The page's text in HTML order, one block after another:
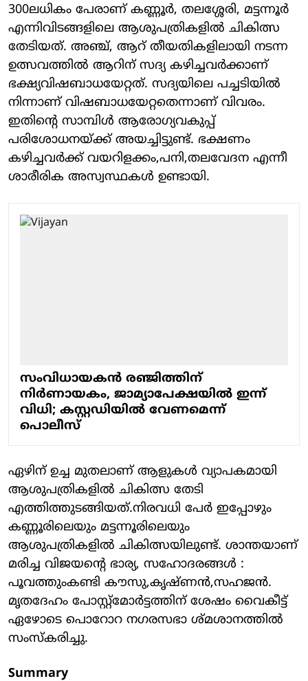
300ലധികം പേരാണ് കണ്ണൂര്‍, തലശ്ശേരി, മട്ടന്നൂര്‍
എന്നിവിടങ്ങളിലെ ആശുപത്രികളില്‍ ചികിത്സ
തേടിയത്. അഞ്ച്, ആറ് തീയതികളിലായി നടന്ന
ഉത്സവത്തില്‍ ആറിന് സദ്യ കഴിച്ചവര്‍ക്കാണ്
ഭക്ഷ്യവിഷബാധയേറ്റത്. സദ്യയിലെ പച്ചടിയില്‍
നിന്നാണ് വിഷബാധയേറ്റതെന്നാണ് വിവരം.
ഇതിന്റെ സാമ്പിള്‍ ആരോഗ്യവകുപ്പ്
പരിശോധനയ്ക്ക് അയച്ചിട്ടുണ്ട്. ഭക്ഷണം
കഴിച്ചവര്‍ക്ക് വയറിളക്കം,പനി,തലവേദന എന്നീ
ശാരീരിക അസ്വസ്ഥകള്‍ ഉണ്ടായി.
സംവിധായകന്‍ രഞ്ജിത്തിന്
നിര്‍ണായകം, ജാമ്യാപേക്ഷയില്‍ ഇന്ന്
വിധി; കസ്റ്റഡിയില്‍ വേണമെന്ന്
പൊലീസ്
ഏഴിന് ഉച്ച മുതലാണ് ആളുകള്‍ വ്യാപകമായി
ആശുപത്രികളില്‍ ചികിത്സ തേടി
എത്തിത്തുടങ്ങിയത്.നിരവധി പേര്‍ ഇപ്പോഴും
കണ്ണൂരിലെയും മട്ടന്നൂരിലെയും
ആശുപത്രികളില്‍ ചികിത്സയിലുണ്ട്. ശാന്തയാണ്
മരിച്ച വിജയന്റെ ഭാര്യ, സഹോദരങ്ങള്‍ :
പൂവത്തുംകണ്ടി കൗസു,കൃഷ്ണന്‍,സഹജന്‍.
മൃതദേഹം പോസ്റ്റ്മോര്‍ട്ടത്തിന് ശേഷം വൈകീട്ട്
ഏഴോടെ പൊറോറ നഗരസഭാ ശ്മശാനത്തില്‍
സംസ്‌കരിച്ചു.
Summary